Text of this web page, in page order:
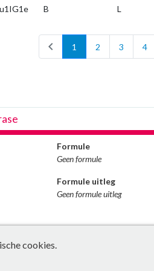
B L
chevron_left 1 2 3 4
Formule
Geen formule
Formule uitleg
Geen formule uitleg
cookies.